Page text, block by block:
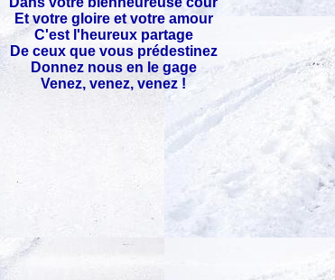
Et votre gloire et votre amour
C'est l'heureux partage
De ceux que vous prédestinez
Donnez nous en le gage
Venez, venez, venez !